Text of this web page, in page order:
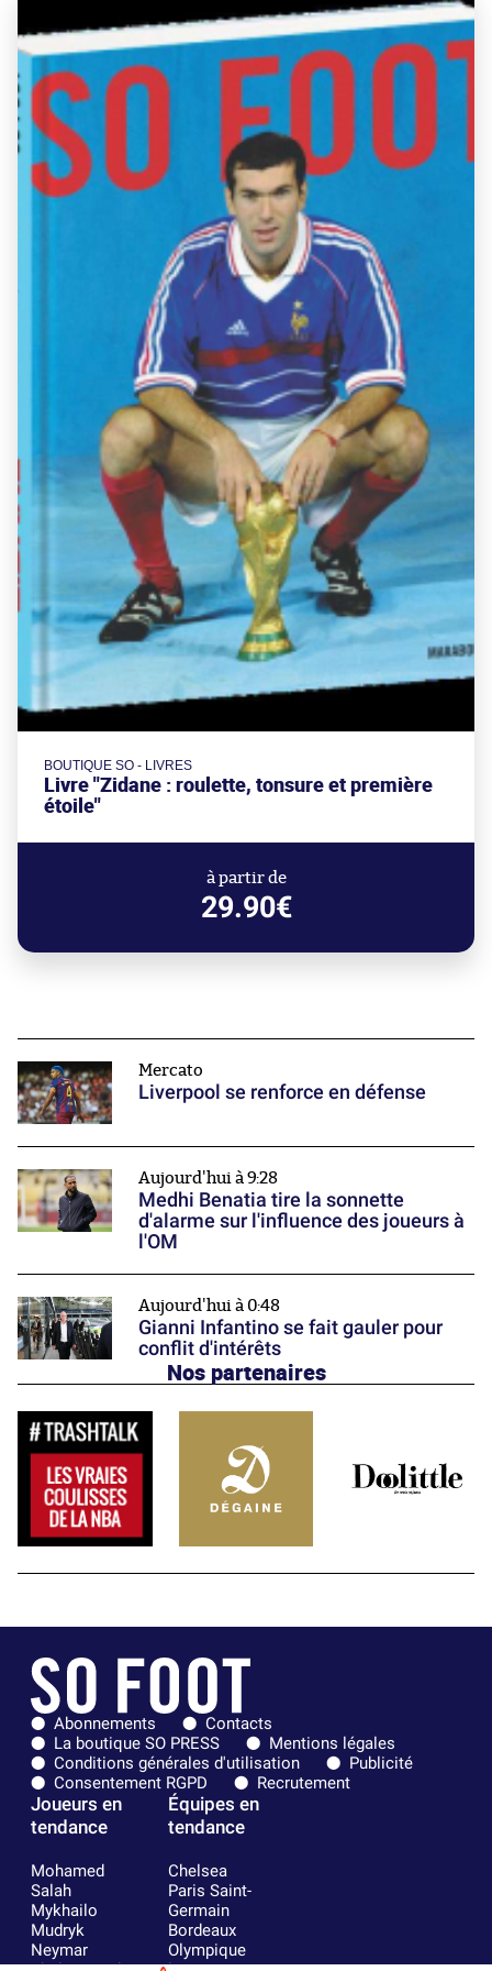
BOUTIQUE SO - LIVRES
Livre "Zidane : roulette, tonsure et première
étoile"
à partir de
29.90€
Mercato
Liverpool se renforce en défense
Aujourd'hui à 9:28
Medhi Benatia tire la sonnette
d'alarme sur l'influence des joueurs à
l'OM
Aujourd'hui à 0:48
Gianni Infantino se fait gauler pour
conflit d'intérêts
Nos partenaires
Abonnements
Contacts
La boutique SO PRESS
Mentions légales
Conditions générales d'utilisation
Publicité
Consentement RGPD
Recrutement
Joueurs en
tendance
Mohamed
Salah
Mykhailo
Mudryk
Neymar
Équipes en
tendance
Chelsea
Paris Saint-
Germain
Bordeaux
Olympique